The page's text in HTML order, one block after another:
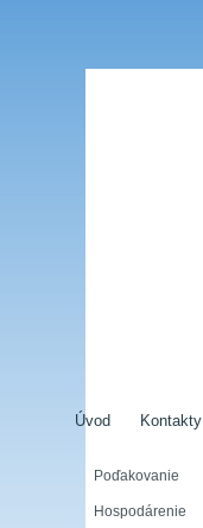
Úvod Kontakty
Poďakovanie
Hospodárenie